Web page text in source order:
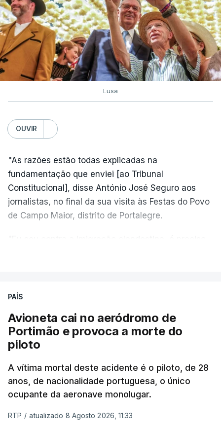
Lusa
OUVIR
"As razões estão todas explicadas na
fundamentação que enviei [ao Tribunal
Constitucional], disse António José Seguro aos
jornalistas, no final da sua visita às Festas do Povo
de Campo Maior, distrito de Portalegre.
nada disto é incompatível com tratarmos com
crianças", acrescentou.
António José Seguro mostrou dúvidas sobre se é
ERROR ON HTML5 MEDIA ELEMENT
PAÍS
Avioneta cai no aeródromo de
Portimão e provoca a morte do
piloto
A vítima mortal deste acidente é o piloto, de 28
anos, de nacionalidade portuguesa, o único
ocupante da aeronave monolugar.
RTP / atualizado 8 Agosto 2026, 11:33